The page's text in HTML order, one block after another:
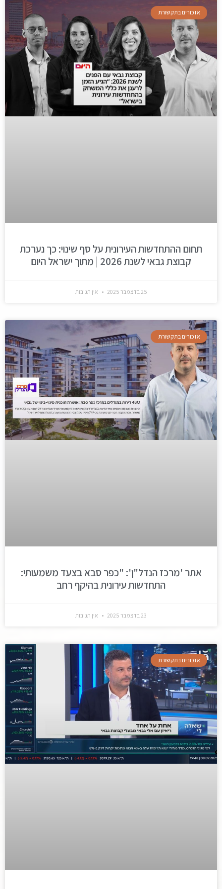
אזכורים בתקשורת
תחום ההתחדשות העירונית על סף שינוי: כך נערכת
קבוצת גבאי לשנת 2026 | מתוך ישראל היום
25 בדצמבר 2025 אין תגובות
אזכורים בתקשורת
אתר 'מרכז הנדל"ן': "כפר סבא בצעד משמעותי:
התחדשות עירונית בהיקף רחב
23 בדצמבר 2025 אין תגובות
אזכורים בתקשורת